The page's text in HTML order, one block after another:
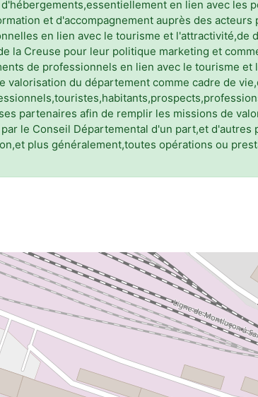
en lien avec les
et d'accompagnement auprès des
en lien avec le tourisme et l'attractivité,de
la Creuse pour leur politique marketing et
de professionnels en lien avec le tourisme
du département comme cadre de
partenaires afin de remplir les missions de
le Conseil Départemental d'un part,et
plus généralement,toutes opérations ou